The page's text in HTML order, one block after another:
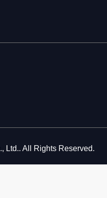
Ltd.. All Rights Reserved.